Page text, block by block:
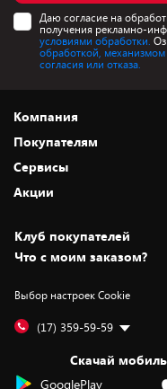
Даю согласие на
получения рекламно-
условиями обработки.
обработкой,
согласия или отказа.
Компания
О нас
Адреса магазинов
Новости
Статьи и обзоры
Вакансии
Дай пять добру!
Покупателям
Как сделать заказ
Оплата и доставка
Безналичный расчёт
Обмен и возврат товара
Обработка персональных
Подарочные карты
Сервисы
Установка техники
Для игровых консолей
Для мобильных устройств
Для компьютеров
Сервисные центры
Акции
Скидки и промокоды
Белорусские товары
Бонусы
Оплата частями
Новинки
Клуб покупателей
Что с моим заказом?
Выбор настроек Cookie
(17) 359-59-59
Скачай
GooglePlay